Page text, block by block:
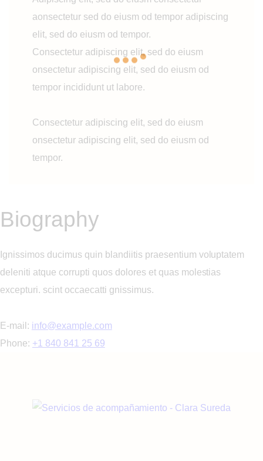
aonsectetur sed do eiusm od tempor adipiscing
elit, sed do eiusm od tempor.
Consectetur adipiscing elit, sed do eiusm
onsectetur adipiscing elit, sed do eiusm od
tempor incididunt ut labore.
Consectetur adipiscing elit, sed do eiusm
onsectetur adipiscing elit, sed do eiusm od
tempor.
Biography
Ignissimos ducimus quin blandiitis praesentium voluptatem
deleniti atque corrupti quos dolores et quas molestias
excepturi. scint occaecatti gnissimus.
E-mail: info@example.com
Phone: +1 840 841 25 69